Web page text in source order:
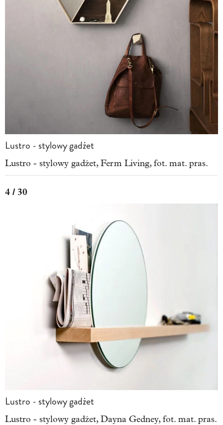
Lustro - stylowy gadżet
Lustro - stylowy gadżet, Ferm Living, fot. mat. pras.
4 / 30
Lustro - stylowy gadżet
Lustro - stylowy gadżet, Dayna Gedney, fot. mat. pras.